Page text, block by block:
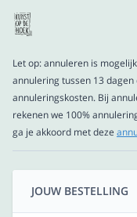
Let op: annuleren is
annulering tussen 13
annuleringskosten. Bij
rekenen we 100%
ga je akkoord met deze
JOUW BESTELLING